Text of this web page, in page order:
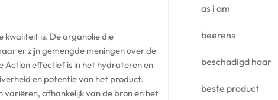
kwaliteit is. De arganolie die
er zijn gemengde meningen over de
Action effectief is in het hydrateren en
en potentie van het product.
afhankelijk van de bron en het
as i am
beerens
beschadigd haar
beste product